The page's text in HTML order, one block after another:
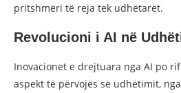
pritshmëri të reja tek udhëtarët.
Revolucioni i AI në
Inovacionet e drejtuara nga AI po
aspekt të përvojës së udhëtimit,